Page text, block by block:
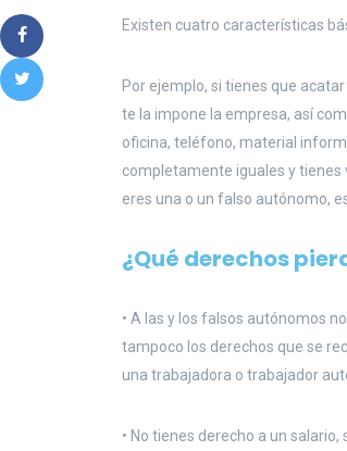
Existen cuatro características
Por ejemplo, si tienes que
te la impone la empresa, así
oficina, teléfono, material
completamente iguales y
eres una o un falso autónomo,
¿Qué derechos
• A las y los falsos autónomos
tampoco los derechos que se
una trabajadora o trabajador
• No tienes derecho a un